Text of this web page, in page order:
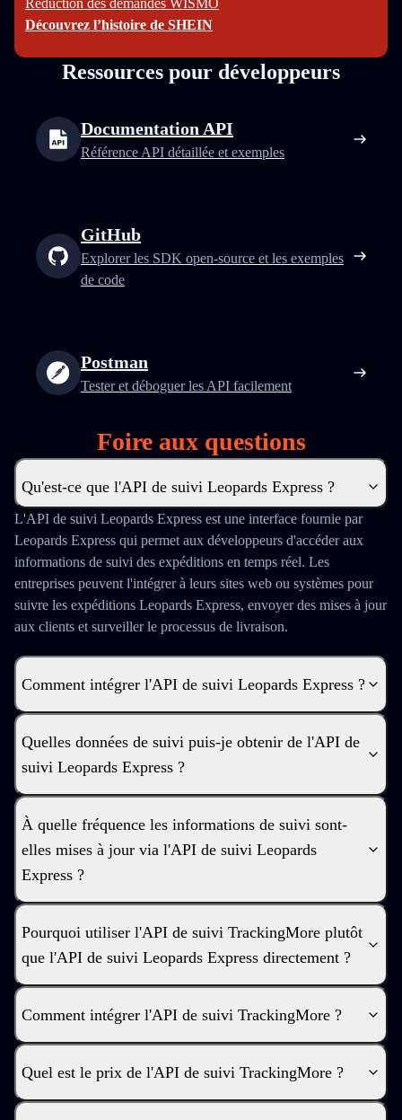
Réduction des demandes WISMO
Découvrez l’histoire de SHEIN
Ressources pour développeurs
Documentation API
Référence API détaillée et exemples
GitHub
Explorer les SDK open‑source et les exemples
de code
Postman
Tester et déboguer les API facilement
Foire aux questions
Qu'est-ce que l'API de suivi Leopards Express ?
L'API de suivi Leopards Express est une interface fournie par
Leopards Express qui permet aux développeurs d'accéder aux
informations de suivi des expéditions en temps réel. Les
entreprises peuvent l'intégrer à leurs sites web ou systèmes pour
suivre les expéditions Leopards Express, envoyer des mises à jour
aux clients et surveiller le processus de livraison.
Comment intégrer l'API de suivi Leopards Express ?
Quelles données de suivi puis-je obtenir de l'API de
suivi Leopards Express ?
À quelle fréquence les informations de suivi sont-
elles mises à jour via l'API de suivi Leopards
Express ?
Pourquoi utiliser l'API de suivi TrackingMore plutôt
que l'API de suivi Leopards Express directement ?
Comment intégrer l'API de suivi TrackingMore ?
Quel est le prix de l'API de suivi TrackingMore ?